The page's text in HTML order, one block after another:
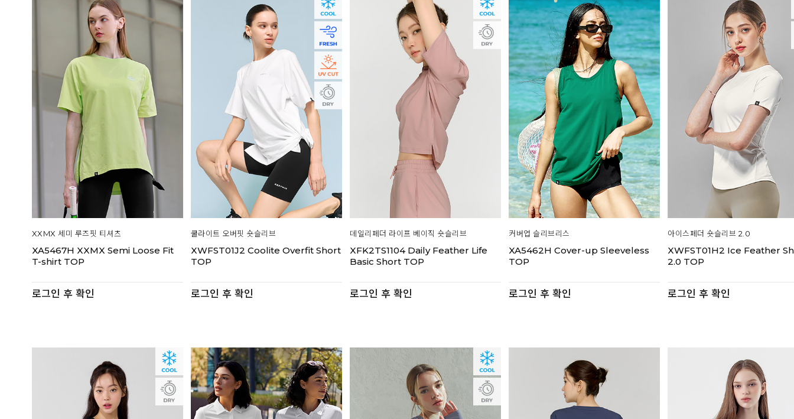
XXMX 세미 루즈핏 티셔츠
XA5467H XXMX Semi Loose Fit
T-shirt TOP
로그인 후 확인
쿨라이트 오버핏 숏슬리브
XWFST01J2 Coolite Overfit Short
TOP
로그인 후 확인
데일리페더 라이프 베이직 숏슬리브
XFK2TS1104 Daily Feather Life
Basic Short TOP
로그인 후 확인
커버업 슬리브리스
XA5462H Cover-up Sleeveless
TOP
로그인 후 확인
아이스페더 숏슬리브 2.0
XWFST01H2 Ice Feather
2.0 TOP
로그인 후 확인